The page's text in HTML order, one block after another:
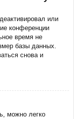
или
конференции
время не
базы данных.
снова и
можно легко